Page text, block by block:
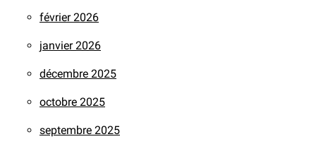
février 2026
janvier 2026
décembre 2025
octobre 2025
septembre 2025